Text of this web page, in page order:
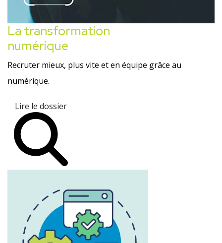
La transformation
numérique
Recruter mieux, plus vite et en équipe grâce au
numérique.
Lire le dossier